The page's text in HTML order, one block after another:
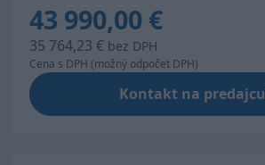
43 990,00 €
35 764,23 € bez DPH
Cena s DPH (možný odpočet DPH)
Kontakt na predajcu